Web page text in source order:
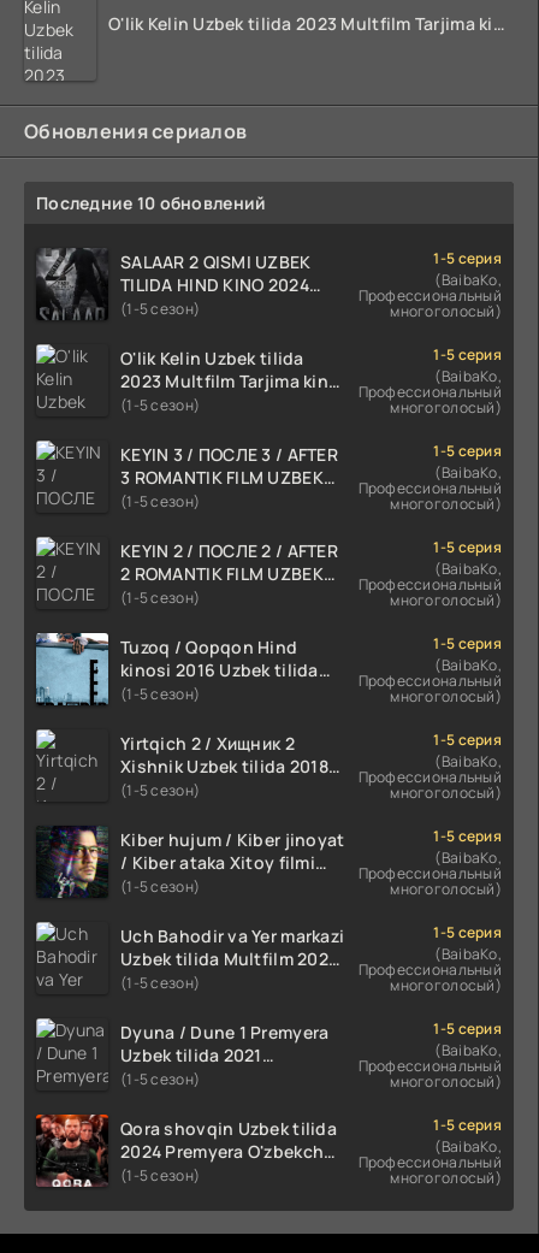
O'lik Kelin Uzbek tilida 2023 Multfilm Tarjima kino skachat
Обновления сериалов
Последние 10 обновлений
SALAAR 2 QISMI UZBEK
TILIDA HIND KINO 2024
TARJIMA 720p HD Skachat
(1-5 сезон)
1-5 серия
(BaibaKo,
Профессиональный
многоголосый)
O'lik Kelin Uzbek tilida
2023 Multfilm Tarjima kino
skachat
(1-5 сезон)
1-5 серия
(BaibaKo,
Профессиональный
многоголосый)
KEYIN 3 / ПОСЛЕ 3 / AFTER
3 ROMANTIK FILM UZBEK
TILIDA 2021 TARJIMA FILM
(1-5 сезон)
1-5 серия
(BaibaKo,
Профессиональный
многоголосый)
KEYIN 2 / ПОСЛЕ 2 / AFTER
2 ROMANTIK FILM UZBEK
TILIDA 2020 TARJIMA FILM
(1-5 сезон)
1-5 серия
(BaibaKo,
Профессиональный
многоголосый)
Tuzoq / Qopqon Hind
kinosi 2016 Uzbek tilida
tarjima film HD
(1-5 сезон)
1-5 серия
(BaibaKo,
Профессиональный
многоголосый)
Yirtqich 2 / Хищник 2
Xishnik Uzbek tilida 2018-
2024 O'zbekcha tarjima
(1-5 сезон)
1-5 серия
(BaibaKo,
Профессиональный
многоголосый)
Kiber hujum / Kiber jinoyat
/ Kiber ataka Xitoy filmi
Uzbek tilida O'zbekcha
HD skachat
(1-5 сезон)
1-5 серия
(BaibaKo,
Профессиональный
многоголосый)
Uch Bahodir va Yer markazi
Uzbek tilida Multfilm 2025
tarjima HD skachat
(1-5 сезон)
1-5 серия
(BaibaKo,
Профессиональный
многоголосый)
Dyuna / Dune 1 Premyera
Uzbek tilida 2021
O'zbekcha tarjima kino HD
(1-5 сезон)
1-5 серия
(BaibaKo,
Профессиональный
многоголосый)
Qora shovqin Uzbek tilida
2024 Premyera O'zbekcha
tarjima kino HD skachat
(1-5 сезон)
1-5 серия
(BaibaKo,
Профессиональный
многоголосый)